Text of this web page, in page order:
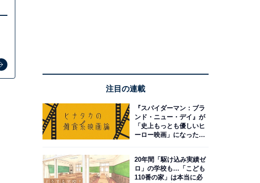
注目の連載
『スパイダーマン：ブラ
ンド・ニュー・デイ』が
「史上もっとも優しいヒ
ーロー映画」になった理
20年間「駆け込み実績ゼ
ロ」の学校も…「こども
110番の家」は本当に必